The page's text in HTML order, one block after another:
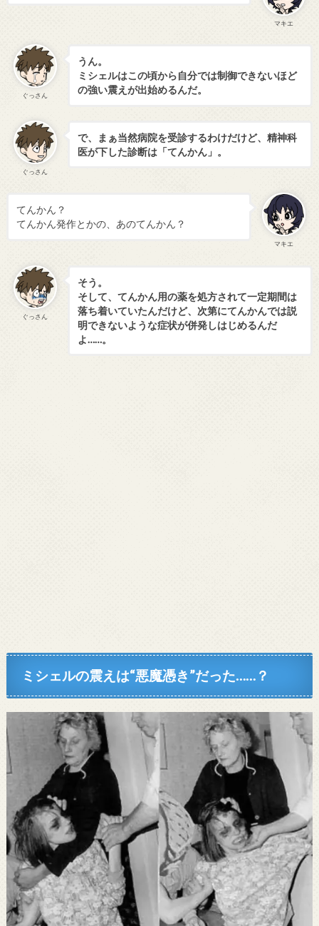
マキエ
ぐっさん
うん。
ミシェルはこの頃から自分では制御できないほど
の強い震えが出始めるんだ。
ぐっさん
で、まぁ当然病院を受診するわけだけど、精神科
医が下した診断は「てんかん」。
マキエ
てんかん？
てんかん発作とかの、あのてんかん？
ぐっさん
そう。
そして、てんかん用の薬を処方されて一定期間は
落ち着いていたんだけど、次第にてんかんでは説
明できないような症状が併発しはじめるんだ
よ……。
ミシェルの震えは“悪魔憑き”だった……？